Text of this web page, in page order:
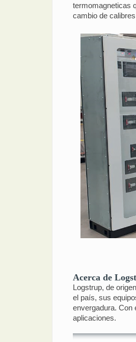
termomagneticas
cambio de
Acerca de
Logstrup, de
el país, sus
envergadura. Con
aplicaciones.